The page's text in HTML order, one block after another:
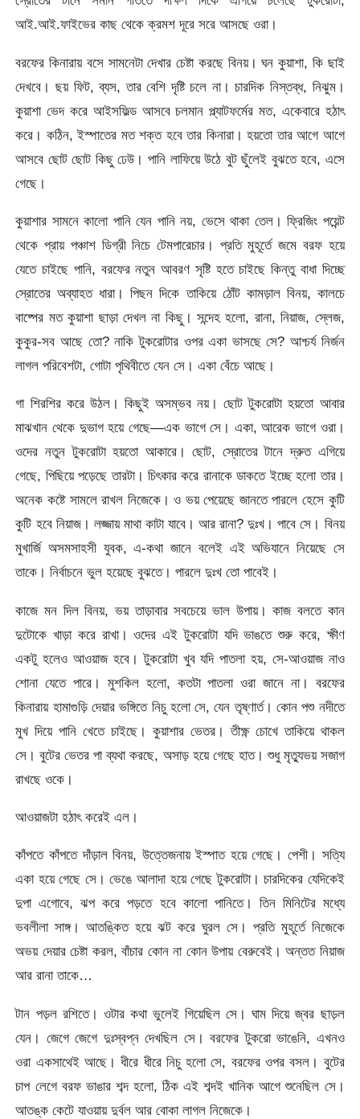
আই.আই.ফাইভের কাছ থেকে ক্রমশ দূরে সরে আসছে ওরা।
বরফের কিনারায় বসে সামনেটা দেখার চেষ্টা করছে বিনয়। ঘন কুয়াশা, কি ছাই
দেখবে। ছয় ফিট, ব্যস, তার বেশি দৃষ্টি চলে না। চারদিক নিস্তব্ধ, নিঝুম।
কুয়াশা ভেদ করে আইসফিল্ড আসবে চলমান প্ল্যাটফর্মের মত, একেবারে হঠাৎ
করে। কঠিন, ইস্পাতের মত শক্ত হবে তার কিনারা। হয়তো তার আগে আগে
আসবে ছোট ছোট কিছু ঢেউ। পানি লাফিয়ে উঠে বুট ছুঁলেই বুঝতে হবে, এসে
গেছে।
কুয়াশার সামনে কালো পানি যেন পানি নয়, ভেসে থাকা তেল। ফ্রিজিং পয়েন্ট
থেকে প্রায় পঞ্চাশ ডিগ্রী নিচে টেমপারেচার। প্রতি মুহূর্তে জমে বরফ হয়ে
যেতে চাইছে পানি, বরফের নতুন আবরণ সৃষ্টি হতে চাইছে কিন্তু বাধা দিচ্ছে
স্রোতের অব্যাহত ধারা। পিছন দিকে তাকিয়ে ঠোঁট কামড়াল বিনয়, কালচে
বাষ্পের মত কুয়াশা ছাড়া দেখল না কিছু। সন্দেহ হলো, রানা, নিয়াজ, স্লেজ,
কুকুর-সব আছে তো? নাকি টুকরোটার ওপর একা ভাসছে সে? আশ্চর্য নির্জন
লাগল পরিবেশটা, গোটা পৃথিবীতে যেন সে। একা বেঁচে আছে।
গা শিরশির করে উঠল। কিছুই অসম্ভব নয়। ছোট টুকরোটা হয়তো আবার
মাঝখান থেকে দুভাগ হয়ে গেছে—এক ভাগে সে। একা, আরেক ভাগে ওরা।
ওদের নতুন টুকরোটা হয়তো আকারে। ছোট, স্রোতের টানে দ্রুত এগিয়ে
গেছে, পিছিয়ে পড়েছে তারটা। চিৎকার করে রানাকে ডাকতে ইচ্ছে হলো তার।
অনেক কষ্টে সামলে রাখল নিজেকে। ও ভয় পেয়েছে জানতে পারলে হেসে কুটি
কুটি হবে নিয়াজ। লজ্জায় মাথা কাটা যাবে। আর রানা? দুঃখ। পাবে সে। বিনয়
মুখার্জি অসমসাহসী যুবক, এ-কথা জানে বলেই এই অভিযানে নিয়েছে সে
তাকে। নির্বাচনে ভুল হয়েছে বুঝতে। পারলে দুঃখ তো পাবেই।
কাজে মন দিল বিনয়, ভয় তাড়াবার সবচেয়ে ভাল উপায়। কাজ বলতে কান
দুটোকে খাড়া করে রাখা। ওদের এই টুকরোটা যদি ভাঙতে শুরু করে, ক্ষীণ
একটু হলেও আওয়াজ হবে। টুকরোটা খুব যদি পাতলা হয়, সে-আওয়াজ নাও
শোনা যেতে পারে। মুশকিল হলো, কতটা পাতলা ওরা জানে না। বরফের
কিনারায় হামাগুড়ি দেয়ার ভঙ্গিতে নিচু হলো সে, যেন তৃষ্ণার্ত। কোন পশু নদীতে
মুখ দিয়ে পানি খেতে চাইছে। কুয়াশার ভেতর। তীক্ষ্ণ চোখে তাকিয়ে থাকল
সে। বুটের ভেতর পা ব্যথা করছে, অসাড় হয়ে গেছে হাত। শুধু মৃত্যুভয় সজাগ
রাখছে ওকে।
আওয়াজটা হঠাৎ করেই এল।
কাঁপতে কাঁপতে দাঁড়াল বিনয়, উত্তেজনায় ইস্পাত হয়ে গেছে। পেশী। সত্যি
একা হয়ে গেছে সে। ভেঙে আলাদা হয়ে গেছে টুকরোটা। চারদিকের যেদিকেই
দুপা এগোবে, ঝপ করে পড়তে হবে কালো পানিতে। তিন মিনিটের মধ্যে
ভবলীলা সাঙ্গ। আতঙ্কিত হয়ে ঝট করে ঘুরল সে। প্রতি মুহূর্তে নিজেকে
অভয় দেয়ার চেষ্টা করল, বাঁচার কোন না কোন উপায় বেরুবেই। অন্তত নিয়াজ
আর রানা তাকে…
টান পড়ল রশিতে। ওটার কথা ভুলেই গিয়েছিল সে। ঘাম দিয়ে জ্বর ছাড়ল
যেন। জেগে জেগে দুঃস্বপ্ন দেখছিল সে। বরফের টুকরো ভাঙেনি, এখনও
ওরা একসাথেই আছে। ধীরে ধীরে নিচু হলো সে, বরফের ওপর বসল। বুটের
চাপ লেগে বরফ ভাঙার শব্দ হলো, ঠিক এই শব্দই খানিক আগে শুনেছিল সে।
আতঙ্ক কেটে যাওয়ায় দুর্বল আর বোকা লাগল নিজেকে।